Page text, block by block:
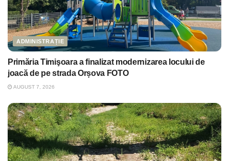
ADMINISTRAȚIE
Primăria Timişoara a finalizat modernizarea locului de
joacă de pe strada Orșova FOTO
AUGUST 7, 2026